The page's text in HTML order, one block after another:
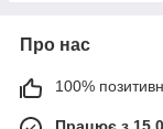
Про нас
100%